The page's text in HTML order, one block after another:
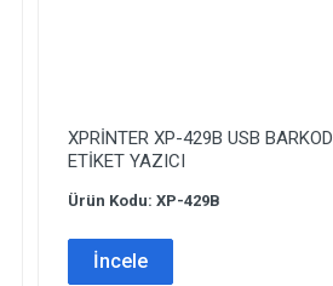
XPRİNTER XP-429B USB BARKOD
ETİKET YAZICI
Ürün Kodu: XP-429B
İncele